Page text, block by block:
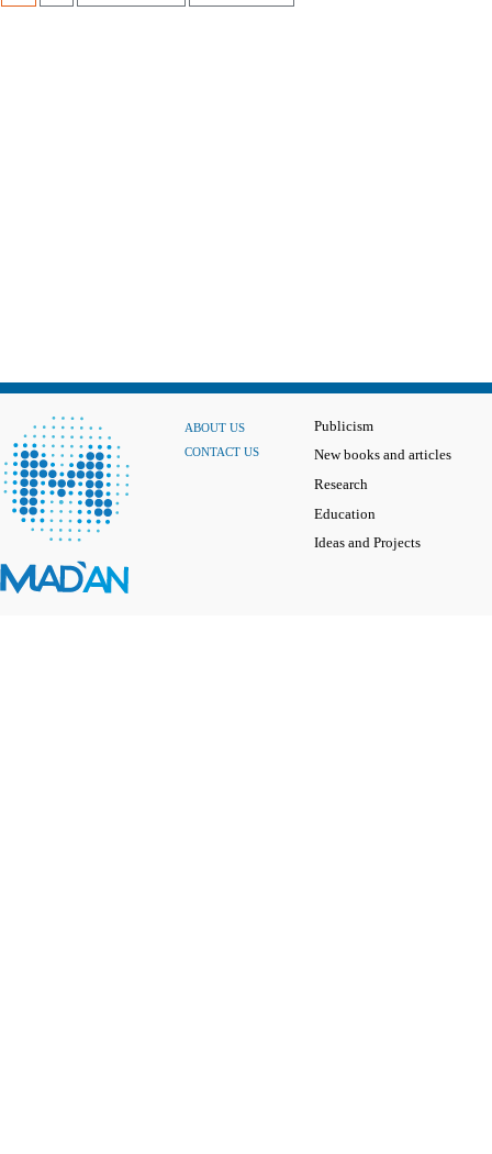
ABOUT US
CONTACT US
Publicism
New books and articles
Research
Education
Ideas and Projects